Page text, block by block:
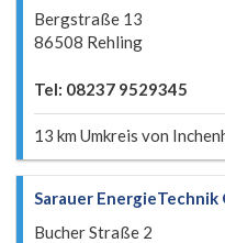
Bergstraße 13
86508 Rehling
Tel: 08237 9529345
13 km Umkreis von
Sarauer EnergieTechnik
Bucher Straße 2